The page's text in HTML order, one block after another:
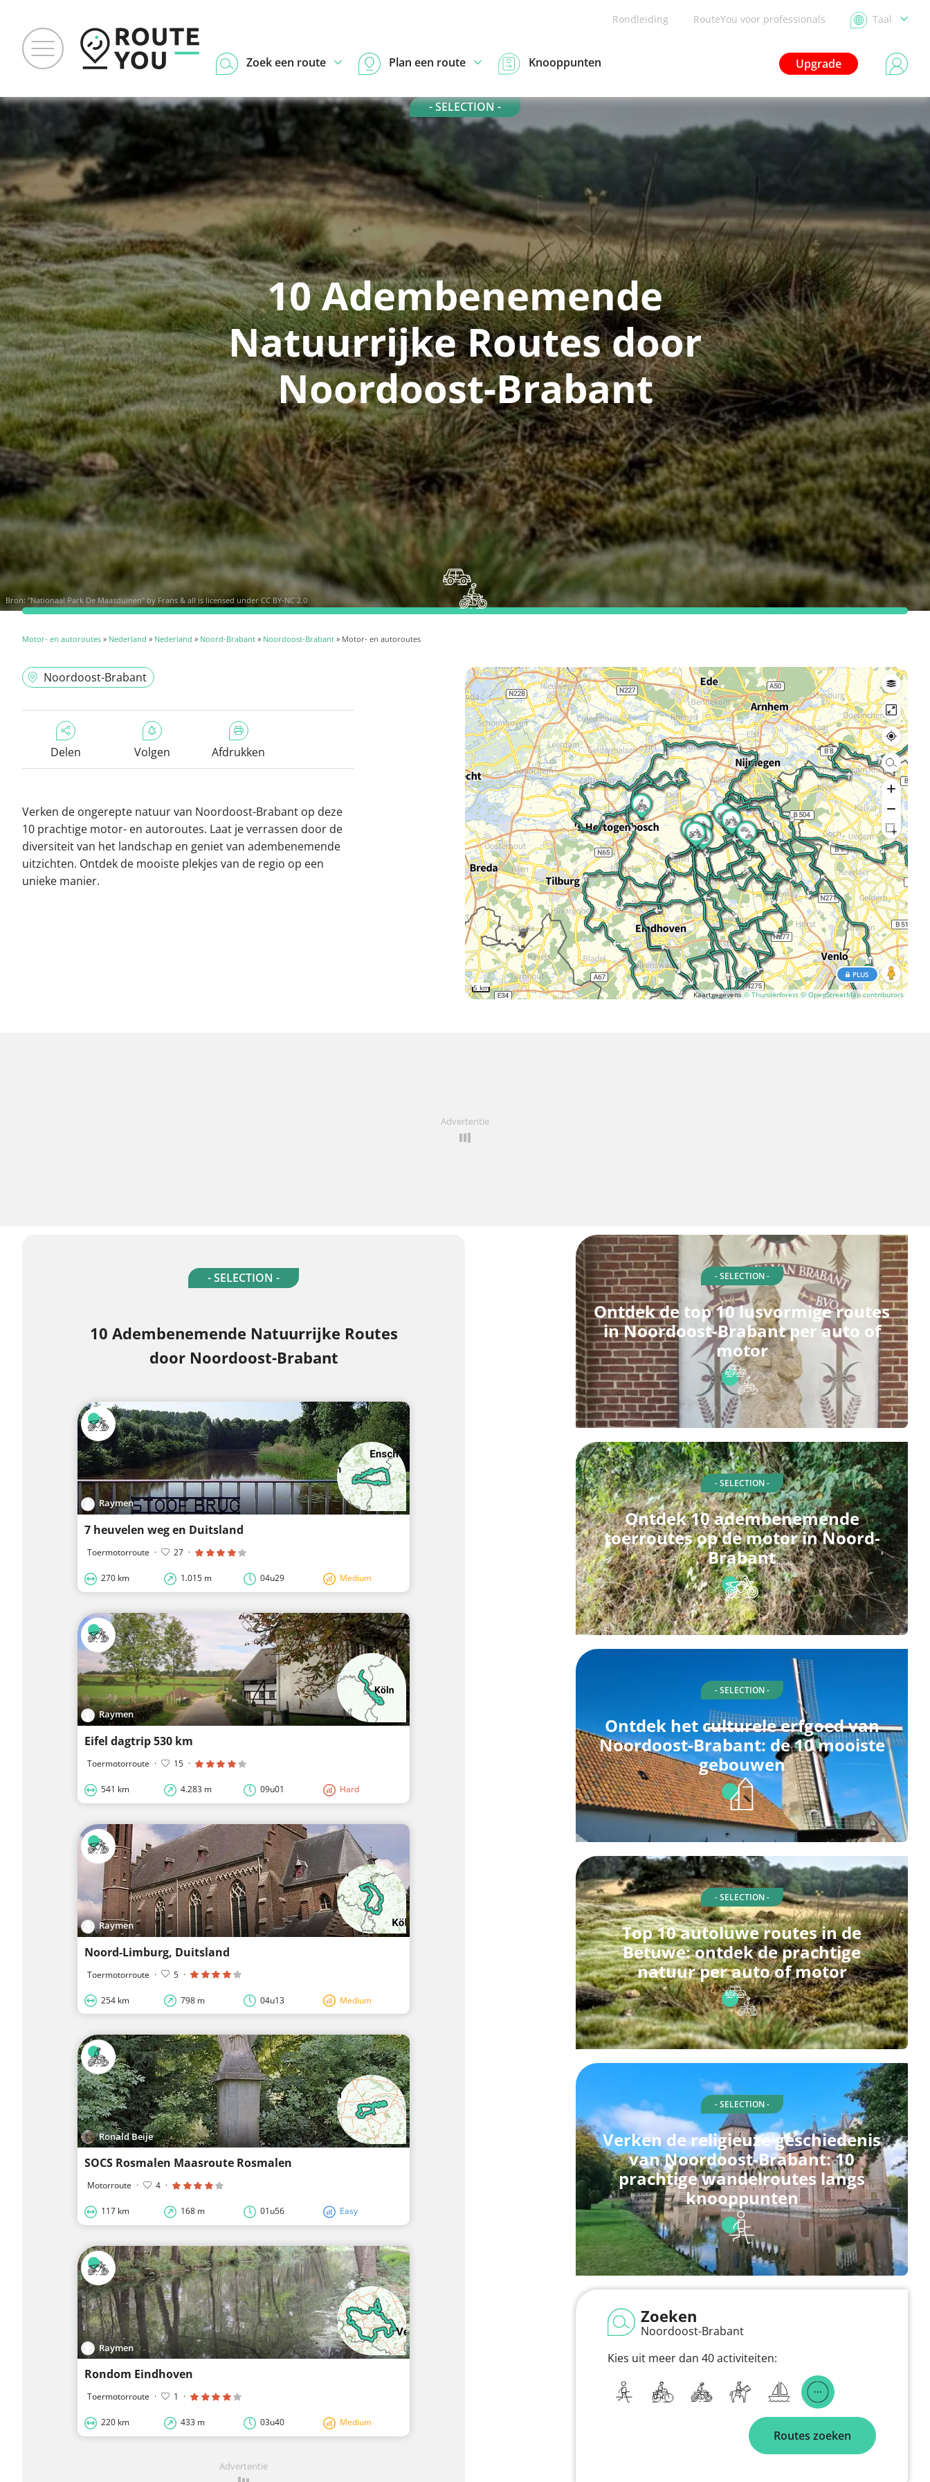
Rondleiding RouteYou voor professionals Taal
Upgrade
Zoek een route Plan een route Knooppunten
- SELECTION -
10 Adembenemende
Natuurrijke Routes door
Noordoost-Brabant
Bron: "Nationaal Park De Maasduinen" by Frans & all is licensed under CC BY-NC 2.0
Motor- en autoroutes » Nederland » Nederland » Noord-Brabant » Noordoost-Brabant » Motor- en autoroutes
Noordoost-Brabant
Delen Volgen Afdrukken
Verken de ongerepte natuur van Noordoost-Brabant op deze
10 prachtige motor- en autoroutes. Laat je verrassen door de
diversiteit van het landschap en geniet van adembenemende
uitzichten. Ontdek de mooiste plekjes van de regio op een
unieke manier.
Kaartgegevens© Thunderforest © OpenStreetMap contributors
PLUS
5 km
Advertentie
- SELECTION -
10 Adembenemende Natuurrijke Routes
door Noordoost-Brabant
Raymen
7 heuvelen weg en Duitsland
Toermotorroute · 27 ·
270 km 1.015 m 04u29 Medium
Raymen
Eifel dagtrip 530 km
Toermotorroute · 15 ·
541 km 4.283 m 09u01 Hard
Raymen
Noord-Limburg, Duitsland
Toermotorroute · 5 ·
254 km 798 m 04u13 Medium
Ronald Beije
SOCS Rosmalen Maasroute Rosmalen
Motorroute · 4 ·
117 km 168 m 01u56 Easy
Raymen
Rondom Eindhoven
Toermotorroute · 1 ·
220 km 433 m 03u40 Medium
Advertentie
- SELECTION -
Ontdek de top 10 lusvormige routes
in Noordoost-Brabant per auto of
motor
- SELECTION -
Ontdek 10 adembenemende
toerroutes op de motor in Noord-
Brabant
- SELECTION -
Ontdek het culturele erfgoed van
Noordoost-Brabant: de 10 mooiste
gebouwen
- SELECTION -
Top 10 autoluwe routes in de
Betuwe: ontdek de prachtige
natuur per auto of motor
- SELECTION -
Verken de religieuze geschiedenis
van Noordoost-Brabant: 10
prachtige wandelroutes langs
knooppunten
Zoeken
Noordoost-Brabant
Kies uit meer dan 40 activiteiten:
Routes zoeken